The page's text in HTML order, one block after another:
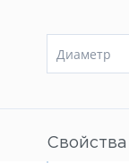
Диаметр
12 мм
Свойства